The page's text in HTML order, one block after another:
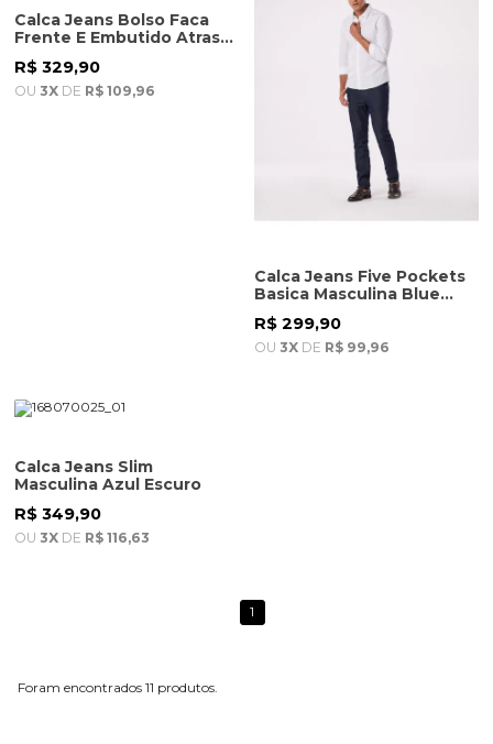
Calca Jeans Bolso Faca
Frente E Embutido Atras
Masculina Blue Black
R$ 329,90
OU 3X DE R$ 109,96
Calca Jeans Five Pockets
Basica Masculina Blue
Black
R$ 299,90
OU 3X DE R$ 99,96
Calca Jeans Slim
Masculina Azul Escuro
R$ 349,90
OU 3X DE R$ 116,63
1
11